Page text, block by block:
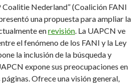
Coalitie Nederland” (Coalición FANI
una propuesta para ampliar la
enrevisión . La UAPCN ve
el fenómeno de los FANI y la Ley
la inclusión de la búsqueda y
expone sus preocupaciones en
Ofrece una visión general,